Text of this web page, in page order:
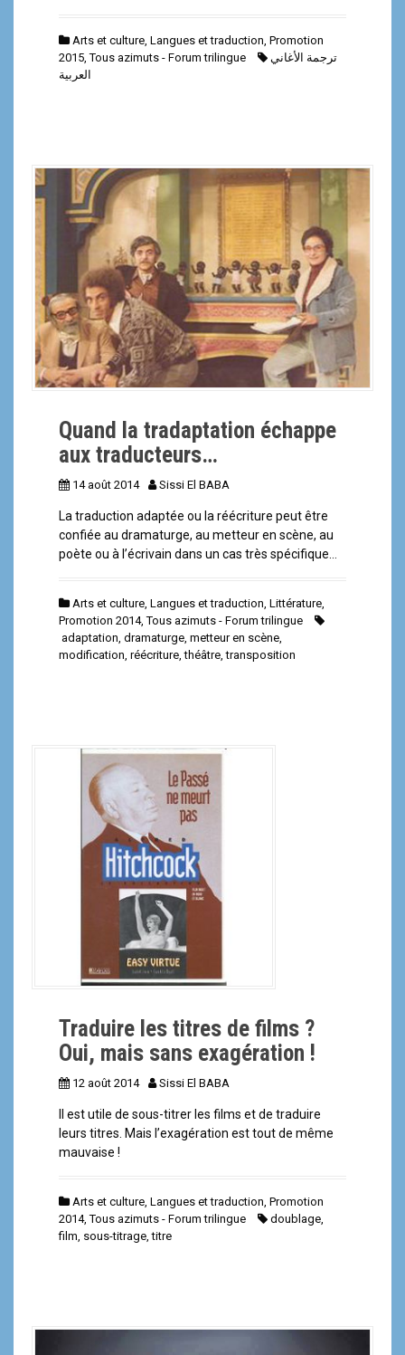
Arts et culture, Langues et traduction, Promotion
2015,Tous azimuts - Forum trilingue
ترجمة الأغاني
العربية
Quand la tradaptation échappe
aux traducteurs…
14 août 2014 Sissi El BABA
La traduction adaptée ou la réécriture peut être
confiée au dramaturge, au metteur en scène, au
poète ou à l’écrivain dans un cas très spécifique…
Arts et culture, Langues et traduction, Littérature,
Promotion 2014,Tous azimuts - Forum trilingue
adaptation, dramaturge, metteur en scène,
modification, réécriture,théâtre,transposition
Traduire les titres de films ?
Oui, mais sans exagération !
12 août 2014 Sissi El BABA
Il est utile de sous-titrer les films et de traduire
leurs titres. Mais l’exagération est tout de même
mauvaise !
Arts et culture, Langues et traduction, Promotion
2014,Tous azimuts - Forum trilingue doublage,
film, sous-titrage,titre